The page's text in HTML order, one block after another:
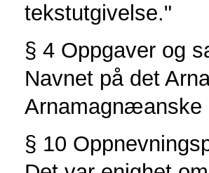
tekstutgivelse."
§ 4 Oppgaver og
Navnet på det
Arnamagnæanske
§ 10